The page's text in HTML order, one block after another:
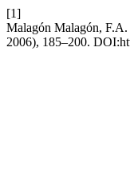
[1]
Malagón Malagón, F.A.
2006), 185–200.